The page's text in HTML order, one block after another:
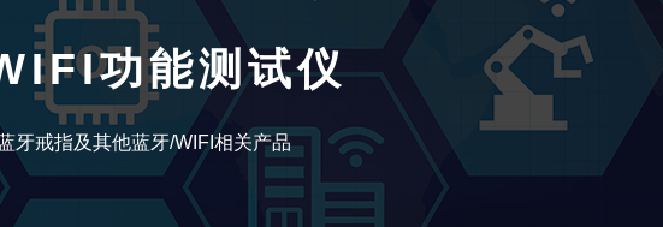
功能测试仪
牙戒指及其他蓝牙/WIFI相关产品